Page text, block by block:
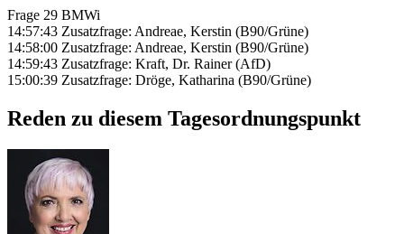
Frage 29 BMWi
14:57:43 Zusatzfrage: Andreae, Kerstin (B90/Grüne)
14:58:00 Zusatzfrage: Andreae, Kerstin (B90/Grüne)
14:59:43 Zusatzfrage: Kraft, Dr. Rainer (AfD)
15:00:39 Zusatzfrage: Dröge, Katharina (B90/Grüne)
Reden zu diesem Tagesordnungspunkt